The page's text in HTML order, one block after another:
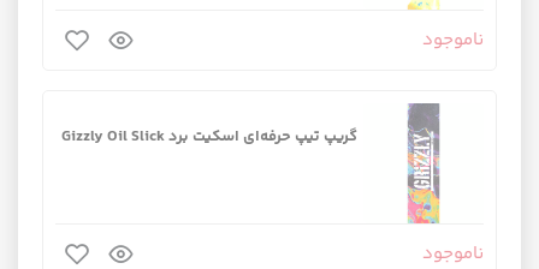
ناموجود
گریپ تیپ حرفه‌ای اسکیت برد Gizzly Oil Slick
ناموجود